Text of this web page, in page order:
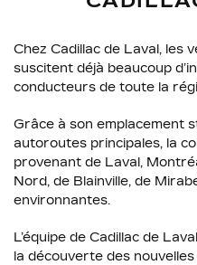
Chez Cadillac de Laval, les
suscitent déjà beaucoup
conducteurs de toute la
Grâce à son emplacement
autoroutes principales, la
provenant de Laval,
Nord, de Blainville, de
environnantes.
L’équipe de Cadillac de
la découverte des